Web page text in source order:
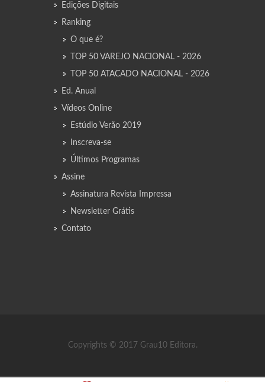
Edições Digitais
Ranking
O que é?
TOP 50 VAREJO NACIONAL - 2026
TOP 50 ATACADO NACIONAL - 2026
Ed. Anual
Vídeos Online
Estúdio Verão 2019
Inscreva-se
Últimos Programas
Assine
Assinatura Revista Impressa
Newsletter Grátis
Contato
Copyrights © 2017 Grau10 Editora.